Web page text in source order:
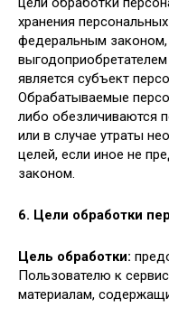
хранения
федеральным законом,
является субъект
Обрабатываемые
либо обезличиваются
или в случае утраты
целей, если иное не
законом.
6. Цели обработки
Цель обработки:
Пользователю к
материалам,